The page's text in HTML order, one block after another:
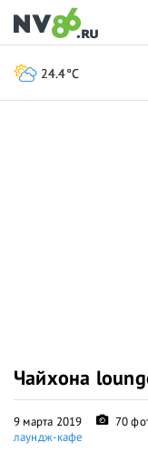
Чайхона
9 марта 2019 70
лаундж-кафе
24.4°C